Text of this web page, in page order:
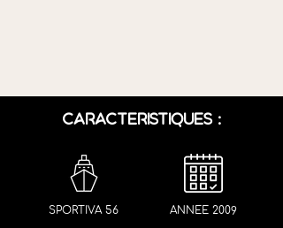
CARACTERISTIQUES :
SPORTIVA 56 ANNEE 2009